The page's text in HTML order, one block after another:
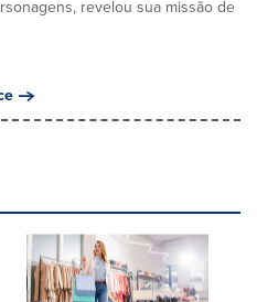
revelou sua missão de